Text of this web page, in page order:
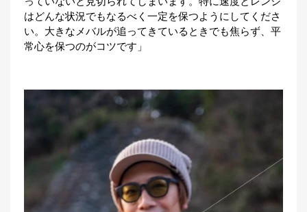
はどんな状況でもなるべく一定を保つようにしてくださ
い。大きなメバルが追ってきているときでも焦らず、平
常心を保つのがコツです」